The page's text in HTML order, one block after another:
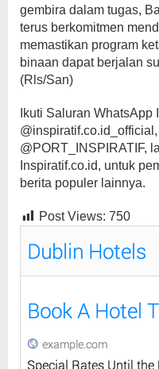
gembira dalam tugas,
terus berkomitmen
memastikan program
binaan dapat berjalan
(Rls/San)
Ikuti Saluran WhatsApp
@PORT_INSPIRATIF,
Inspiratif.co.id, untuk
berita populer lainnya.
Post Views: 750